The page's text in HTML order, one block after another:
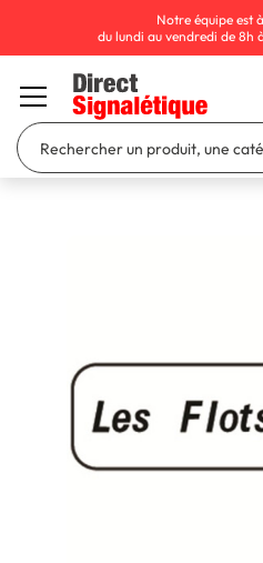
Notre équipe est
du lundi au vendredi de 8h